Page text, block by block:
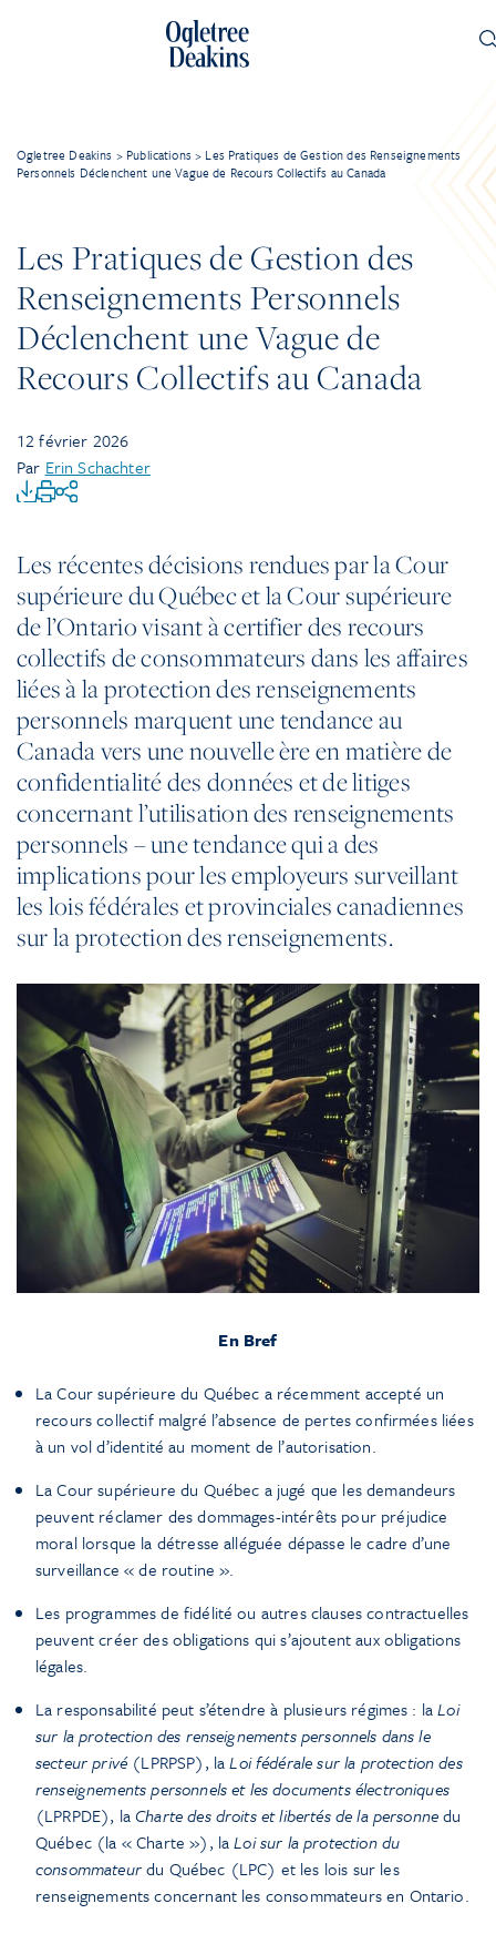
Ogletree Deakins > Publications > Les Pratiques de Gestion des Renseignements
Personnels Déclenchent une Vague de Recours Collectifs au Canada
Les Pratiques de Gestion des
Renseignements Personnels
Déclenchent une Vague de
Recours Collectifs au Canada
12 février 2026
Par Erin Schachter
Les récentes décisions rendues par la Cour
supérieure du Québec et la Cour supérieure
de l’Ontario visant à certifier des recours
collectifs de consommateurs dans les affaires
liées à la protection des renseignements
personnels marquent une tendance au
Canada vers une nouvelle ère en matière de
confidentialité des données et de litiges
concernant l’utilisation des renseignements
personnels – une tendance qui a des
implications pour les employeurs surveillant
les lois fédérales et provinciales canadiennes
sur la protection des renseignements.
En Bref
La Cour supérieure du Québec a récemment accepté un
recours collectif malgré l’absence de pertes confirmées liées
à un vol d’identité au moment de l’autorisation.
La Cour supérieure du Québec a jugé que les demandeurs
peuvent réclamer des dommages-intérêts pour préjudice
moral lorsque la détresse alléguée dépasse le cadre d’une
surveillance « de routine ».
Les programmes de fidélité ou autres clauses contractuelles
peuvent créer des obligations qui s’ajoutent aux obligations
légales.
La responsabilité peut s’étendre à plusieurs régimes : laLoi
sur la protection des renseignements personnels dans le
secteur privé(LPRPSP), laLoi fédérale sur la protection des
renseignements personnels et les documents électroniques
(LPRPDE), laCharte des droits et libertés de la personnedu
Québec (la « Charte »), laLoi sur la protection du
consommateurdu Québec (LPC) et les lois sur les
renseignements concernant les consommateurs en Ontario.